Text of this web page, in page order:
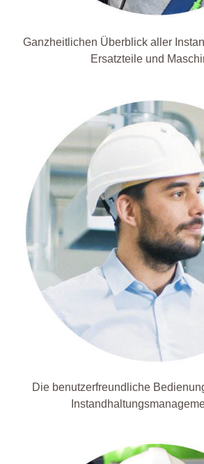
Ganzheitlichen Überblick aller
Ersatzteile und
Die benutzerfreundliche